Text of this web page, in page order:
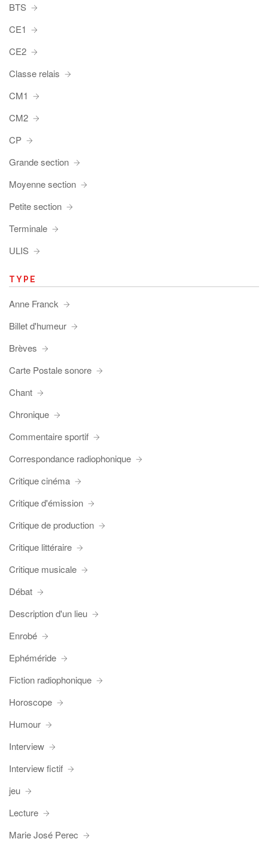
BTS
CE1
CE2
Classe relais
CM1
CM2
CP
Grande section
Moyenne section
Petite section
Terminale
ULIS
TYPE
Anne Franck
Billet d'humeur
Brèves
Carte Postale sonore
Chant
Chronique
Commentaire sportif
Correspondance radiophonique
Critique cinéma
Critique d'émission
Critique de production
Critique littéraire
Critique musicale
Débat
Description d'un lieu
Enrobé
Ephéméride
Fiction radiophonique
Horoscope
Humour
Interview
Interview fictif
jeu
Lecture
Marie José Perec